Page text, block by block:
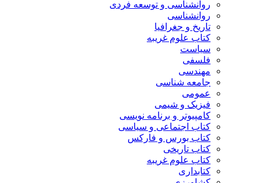
روانشناسی و توسعه فردی
روانشناسی
تاریخ و جغرافیا
کتاب علوم غریبه
سیاست
فلسفی
مهندسی
جامعه شناسی
عمومی
فیزیک و شیمی
کامپیوتر و برنامه نویسی
کتاب اجتماعی و سیاسی
کتاب بورس و فارکس
کتاب تاریخی
کتاب علوم غریبه
کتابداری